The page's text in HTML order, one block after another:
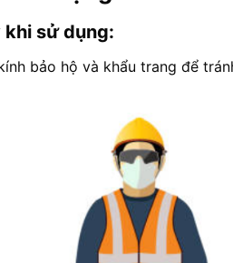
khi sử dụng:
bảo hộ và khẩu trang để